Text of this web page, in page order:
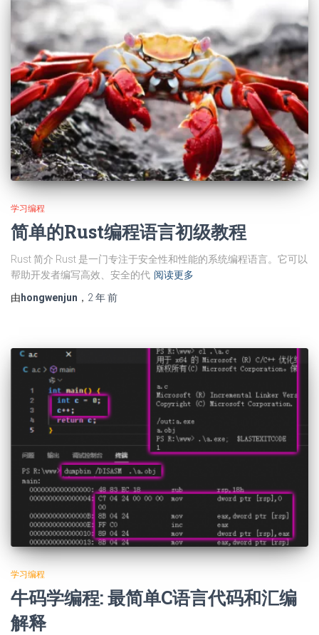
学习编程
简单的Rust编程语言初级教程
Rust 简介 Rust 是一门专注于安全性和性能的系统编程语言。它可以
帮助开发者编写高效、安全的代 阅读更多
由 hongwenjun ， 2 年前
学习编程
牛码学编程: 最简单C语言代码和汇编
解释